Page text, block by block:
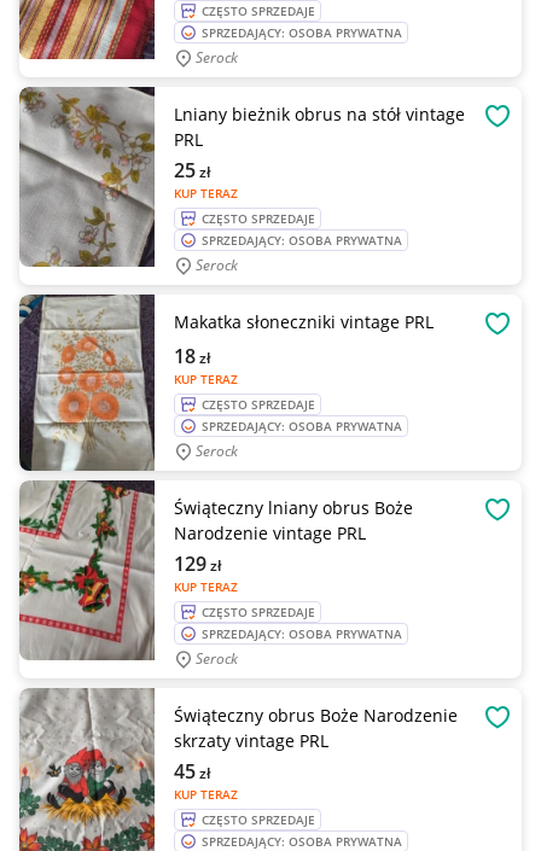
CZĘSTO SPRZEDAJE
SPRZEDAJĄCY: OSOBA PRYWATNA
Serock
Lniany bieżnik obrus na stół vintage
PRL
KUP TERAZ
25zł
CZĘSTO SPRZEDAJE
SPRZEDAJĄCY: OSOBA PRYWATNA
Serock
Makatka słoneczniki vintage PRL
KUP TERAZ
18zł
CZĘSTO SPRZEDAJE
SPRZEDAJĄCY: OSOBA PRYWATNA
Serock
Świąteczny lniany obrus Boże
Narodzenie vintage PRL
KUP TERAZ
129zł
CZĘSTO SPRZEDAJE
SPRZEDAJĄCY: OSOBA PRYWATNA
Serock
Świąteczny obrus Boże Narodzenie
skrzaty vintage PRL
KUP TERAZ
45zł
CZĘSTO SPRZEDAJE
SPRZEDAJĄCY: OSOBA PRYWATNA